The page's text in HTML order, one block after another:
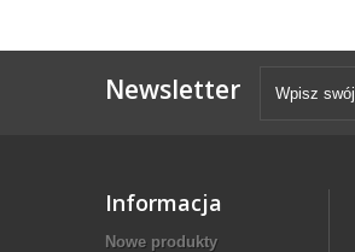
Newsletter
Informacja
Nowe produkty